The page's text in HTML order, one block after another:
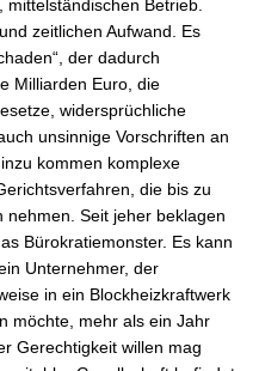
Betrieb.
zeitlichen Aufwand. Es
der dadurch
Milliarden Euro, die
widersprüchliche
unsinnige Vorschriften an
kommen komplexe
die bis zu
Seit jeher beklagen
Bürokratiemonster. Es kann
Unternehmer, der
in ein Blockheizkraftwerk
möchte, mehr als ein Jahr
Gerechtigkeit willen mag